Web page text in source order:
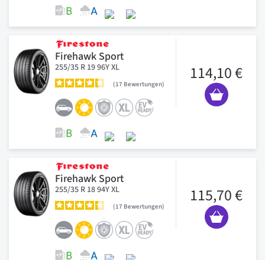
Firehawk Sport
255/35 R 19 96Y XL
17 Bewertungen
114,10 €
Firehawk Sport
255/35 R 18 94Y XL
17 Bewertungen
115,70 €